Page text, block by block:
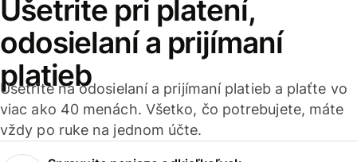
Ušetrite pri platení,
odosielaní a prijímaní
platieb
Ušetrite na odosielaní a prijímaní platieb a plaťte vo
viac ako 40 menách. Všetko, čo potrebujete, máte
vždy po ruke na jednom účte.